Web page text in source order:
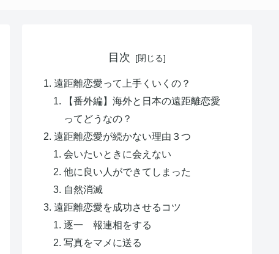
目次
遠距離恋愛って上手くいくの？
【番外編】海外と日本の遠距離恋愛
ってどうなの？
遠距離恋愛が続かない理由３つ
会いたいときに会えない
他に良い人ができてしまった
自然消滅
遠距離恋愛を成功させるコツ
逐一 報連相をする
写真をマメに送る